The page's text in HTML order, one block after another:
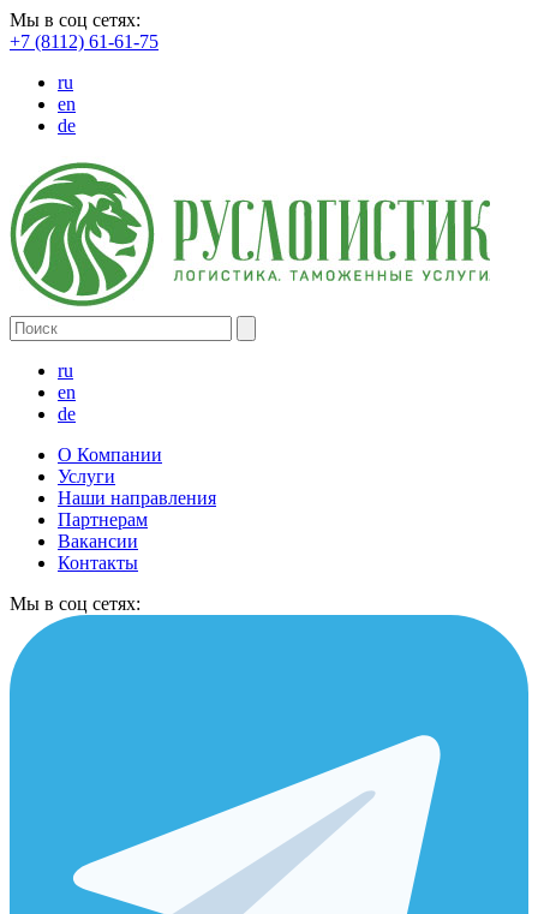
Мы в соц сетях:
+7 (8112) 61-61-75
ru
en
de
ru
en
de
О Компании
Услуги
Наши направления
Партнерам
Вакансии
Контакты
Мы в соц сетях: